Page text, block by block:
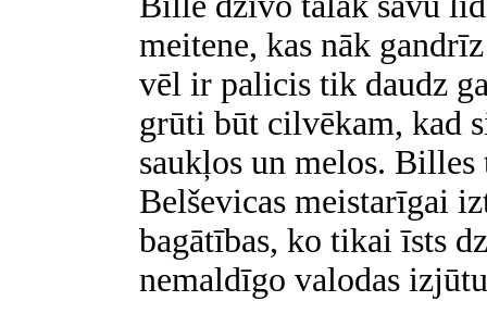
meitene, kas nāk
vēl ir palicis tik daudz
grūti būt cilvēkam, kad
saukļos un melos.
Belševicas meistarīgai
bagātības, ko tikai īsts
nemaldīgo valodas